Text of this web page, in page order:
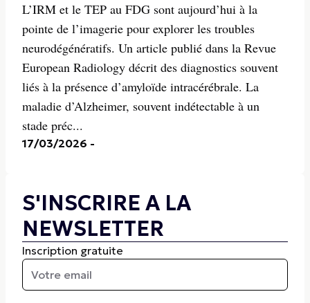
L’IRM et le TEP au FDG sont aujourd’hui à la
pointe de l’imagerie pour explorer les troubles
neurodégénératifs. Un article publié dans la Revue
European Radiology décrit des diagnostics souvent
liés à la présence d’amyloïde intracérébrale. La
maladie d’Alzheimer, souvent indétectable à un
stade préc...
17/03/2026 -
S'INSCRIRE A LA
NEWSLETTER
Inscription gratuite